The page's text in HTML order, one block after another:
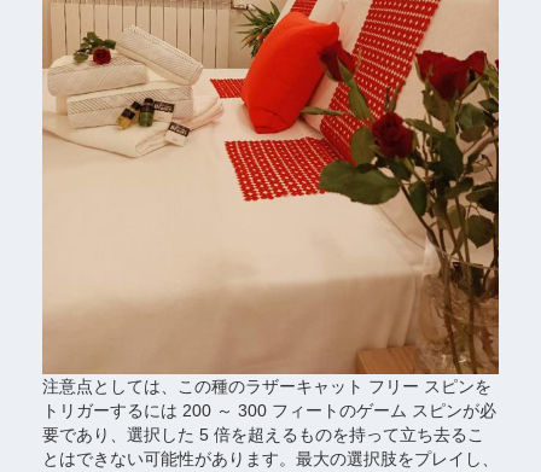
注意点としては、この種のラザーキャット フリー スピンを
トリガーするには 200 ～ 300 フィートのゲーム スピンが必
要であり、選択した 5 倍を超えるものを持って立ち去るこ
とはできない可能性があります。最大の選択肢をプレイし、